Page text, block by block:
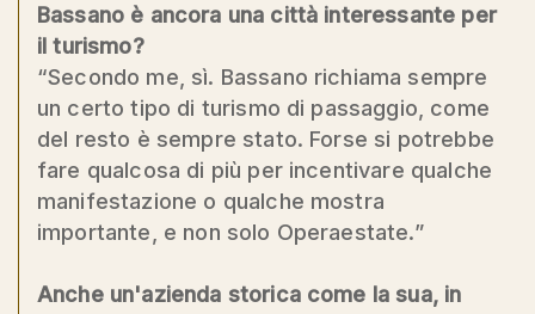
Bassano è ancora una città interessante per
il turismo?
“Secondo me, sì. Bassano richiama sempre
un certo tipo di turismo di passaggio, come
del resto è sempre stato. Forse si potrebbe
fare qualcosa di più per incentivare qualche
manifestazione o qualche mostra
importante, e non solo Operaestate.”
Anche un'azienda storica come la sua, in